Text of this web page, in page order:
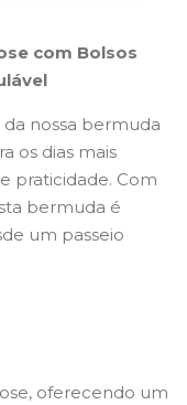
com Bolsos
nossa bermuda
os dias mais
praticidade. Com
bermuda é
um passeio
oferecendo um